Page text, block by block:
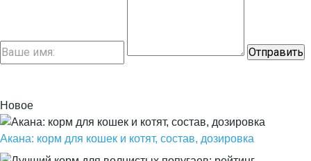
Новое
Акана: корм для кошек и котят, состав, дозировка